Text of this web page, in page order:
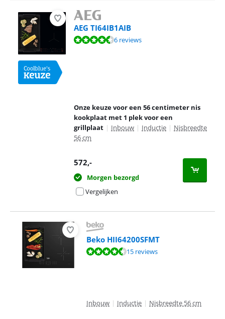
AEG TI64IB1AIB
Beoordeling is 9,3 van de 10, gebaseerd op 6 reviews.
6 reviews
Onze keuze voor een 56 centimeter nis
kookplaat met 1 plek voor een
grillplaat | Inbouw | Inductie | Nisbreedte
56 cm
572,-
Morgen bezorgd
Vergelijken
Beko HII64200SFMT
Beoordeling is 8,6 van de 10, gebaseerd op 15 reviews.
15 reviews
Inbouw | Inductie | Nisbreedte 56 cm